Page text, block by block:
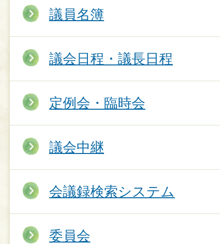
議員名簿
議会日程・議長日程
定例会・臨時会
議会中継
会議録検索システム
委員会